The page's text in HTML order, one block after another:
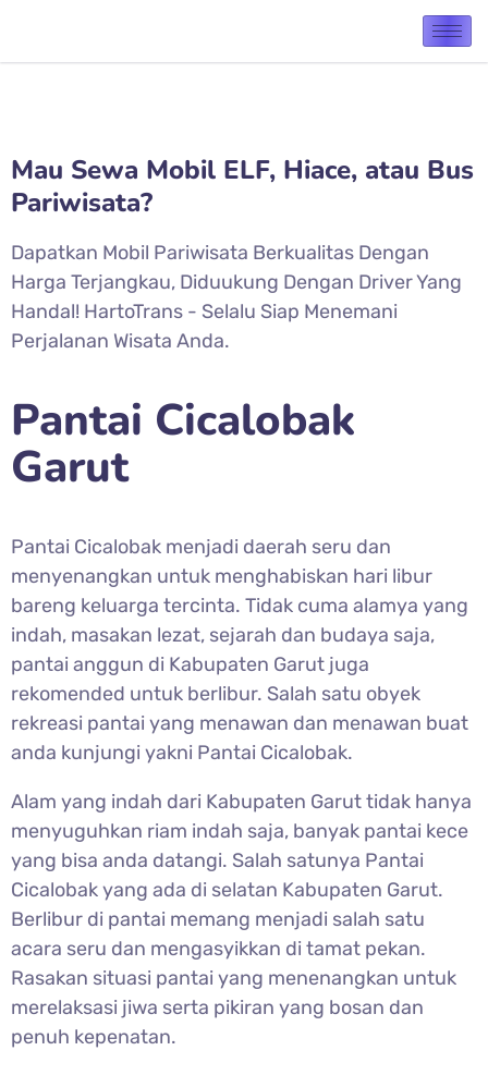
Mau Sewa Mobil ELF, Hiace, atau Bus
Pariwisata?
Dapatkan Mobil Pariwisata Berkualitas Dengan
Harga Terjangkau, Diduukung Dengan Driver Yang
Handal! HartoTrans - Selalu Siap Menemani
Perjalanan Wisata Anda.
Pantai Cicalobak
Garut
Pantai Cicalobak menjadi daerah seru dan
menyenangkan untuk menghabiskan hari libur
bareng keluarga tercinta. Tidak cuma alamya yang
indah, masakan lezat, sejarah dan budaya saja,
pantai anggun di Kabupaten Garut juga
rekomended untuk berlibur. Salah satu obyek
rekreasi pantai yang menawan dan menawan buat
anda kunjungi yakni Pantai Cicalobak.
Alam yang indah dari Kabupaten Garut tidak hanya
menyuguhkan riam indah saja, banyak pantai kece
yang bisa anda datangi. Salah satunya Pantai
Cicalobak yang ada di selatan Kabupaten Garut.
Berlibur di pantai memang menjadi salah satu
acara seru dan mengasyikkan di tamat pekan.
Rasakan situasi pantai yang menenangkan untuk
merelaksasi jiwa serta pikiran yang bosan dan
penuh kepenatan.